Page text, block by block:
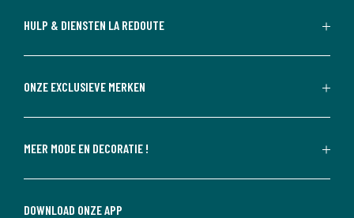
HULP & DIENSTEN LA REDOUTE
ONZE EXCLUSIEVE MERKEN
MEER MODE EN DECORATIE !
DOWNLOAD ONZE APP